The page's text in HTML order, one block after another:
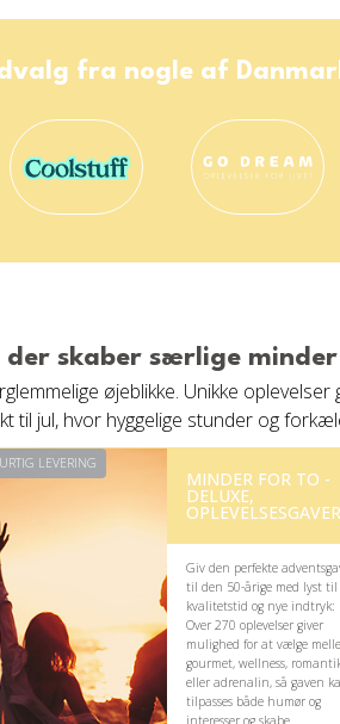
fra nogle af
der skaber særlige
øjeblikke. Unikke
til jul, hvor hyggelige stunder og
LEVERING
MINDER FOR TO -
DELUXE,
Giv den perfekte
til den 50-årige med lyst til
kvalitetstid og nye indtryk:
Over 270 oplevelser giver
mulighed for at vælge
gourmet, wellness,
eller adrenalin, så gaven
tilpasses både humør og
interesser og skabe